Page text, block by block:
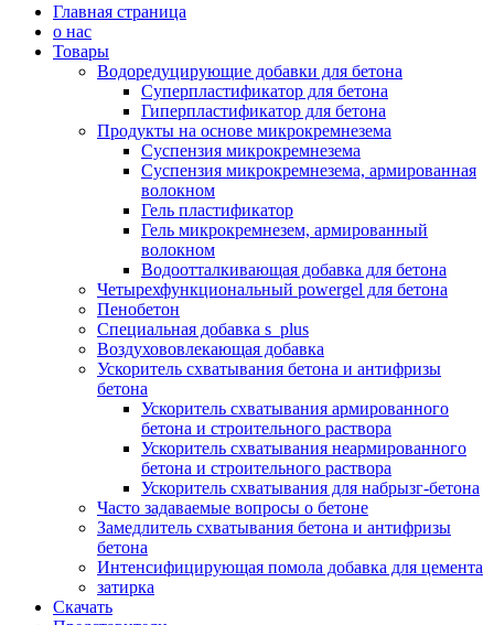
Главная страница
о нас
Товары
Водоредуцирующие добавки для бетона
Суперпластификатор для бетона
Гиперпластификатор для бетона
Продукты на основе микрокремнезема
Суспензия микрокремнезема
Суспензия микрокремнезема, армированная
волокном
Гель пластификатор
Гель микрокремнезем, армированный
волокном
Водоотталкивающая добавка для бетона
Четырехфункциональный powergel для бетона
Пенобетон
Специальная добавка s_plus
Воздухововлекающая добавка
Ускоритель схватывания бетона и антифризы
бетона
Ускоритель схватывания армированного
бетона и строительного раствора
Ускоритель схватывания неармированного
бетона и строительного раствора
Ускоритель схватывания для набрызг-бетона
Часто задаваемые вопросы о бетоне
Замедлитель схватывания бетона и антифризы
бетона
Интенсифицирующая помола добавка для цемента
затирка
Скачать